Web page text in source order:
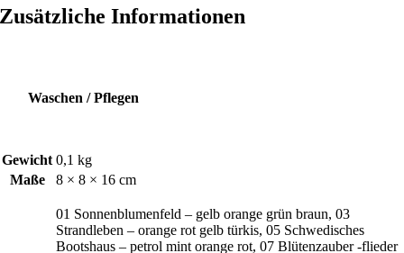
Zusätzliche Informationen
Waschen / Pflegen
Gewicht 0,1 kg
Maße
8 × 8 × 16 cm
01 Sonnenblumenfeld – gelb orange grün braun, 03
Strandleben – orange rot gelb türkis, 05 Schwedisches
Bootshaus – petrol mint orange rot, 07 Blütenzauber -flieder